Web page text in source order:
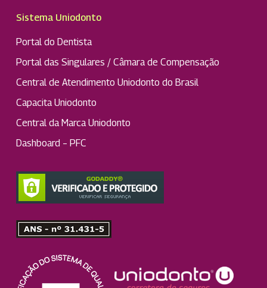
Sistema Uniodonto
Portal do Dentista
Portal das Singulares / Câmara de Compensação
Central de Atendimento Uniodonto do Brasil
Capacita Uniodonto
Central da Marca Uniodonto
Dashboard – PFC